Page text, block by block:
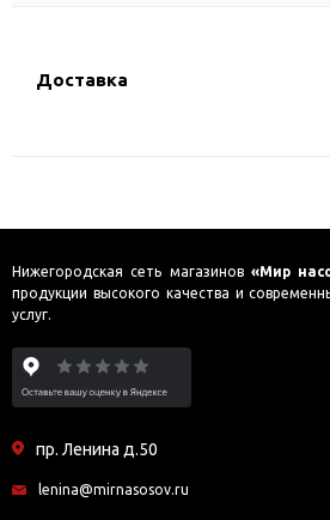
Доставка
Нижегородская сеть магазинов «Мир
продукции высокого качества и
услуг.
пр. Ленина д.50
lenina@mirnasosov.ru